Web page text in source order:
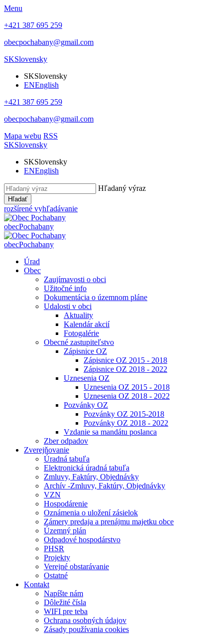
Menu
+421 387 695 259
obecpochabany@gmail.com
SKSlovensky
SKSlovensky
ENEnglish
+421 387 695 259
obecpochabany@gmail.com
Mapa webu RSS
SKSlovensky
SKSlovensky
ENEnglish
Hľadaný výraz
Hľadať
rozšírené vyhľadávanie
obecPochabany
obecPochabany
Úrad
Obec
Zaujímavosti o obci
Užitočné info
Dokumentácia o územnom pláne
Udalosti v obci
Aktuality
Kalendár akcií
Fotogalérie
Obecné zastupiteľstvo
Zápisnice OZ
Zápisnice OZ 2015 - 2018
Zápisnice OZ 2018 - 2022
Uznesenia OZ
Uznesenia OZ 2015 - 2018
Uznesenia OZ 2018 - 2022
Pozvánky OZ
Pozvánky OZ 2015-2018
Pozvánky OZ 2018 - 2022
Vzdanie sa mandátu poslanca
Zber odpadov
Zverejňovanie
Úradná tabuľa
Elektronická úradná tabuľa
Zmluvy, Faktúry, Objednávky
Archív -Zmluvy, Faktúry, Objednávky
VZN
Hospodárenie
Oznámenia o uložení zásielok
Zámery predaja a prenájmu majetku obce
Územný plán
Odpadové hospodárstvo
PHSR
Projekty
Verejné obstarávanie
Ostatné
Kontakt
Napíšte nám
Dôležité čísla
WIFI pre teba
Ochrana osobných údajov
Zásady používania cookies